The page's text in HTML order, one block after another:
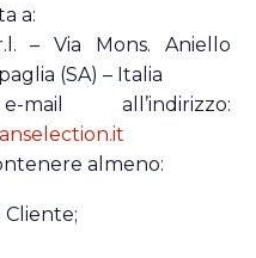
a:
– Via Mons. Aniello
(SA) – Italia
all’indirizzo:
almeno: